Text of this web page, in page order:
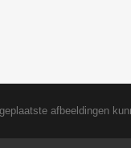
afbeeldingen